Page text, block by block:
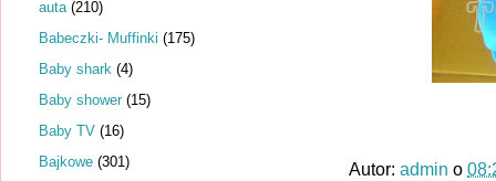
Autor: admin o
auta (210)
Babeczki- Muffinki (175)
Baby shark (4)
Baby shower (15)
Baby TV (16)
Bajkowe (301)